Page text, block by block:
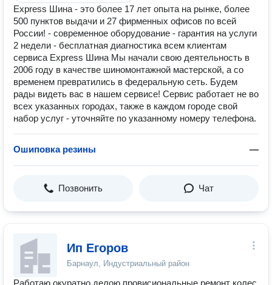
Express Шина - это более 17 лет опыта на рынке, более
500 пунктов выдачи и 27 фирменных офисов по всей
России! - современное оборудование - гарантия на услуги
2 недели - бесплатная диагностика всем клиентам
сервиса Express Шина Мы начали свою деятельность в
2006 году в качестве шиномонтажной мастерской, а со
временем превратились в федеральную сеть. Будем
рады видеть вас в нашем сервисе! Сервис работает не во
всех указанных городах, также в каждом городе свой
набор услуг - уточняйте по указанному номеру телефона.
Ошиповка резины —
Позвонить Чат
Ип Егоров
Барнаул, Индустриальный район
Работаю окуратно делою провисиональные ремонт колес